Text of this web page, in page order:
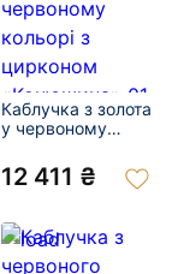
Каблучка з золота
у червоному
цирконом
«Конюшина» 01-
12 411 ₴